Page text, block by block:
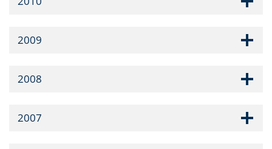
2009
2008
2007